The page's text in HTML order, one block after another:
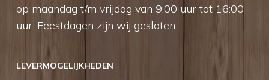
op maandag t/m vrijdag van 9:00 uur tot 16:00
uur. Feestdagen zijn wij gesloten.
LEVERMOGELIJKHEDEN